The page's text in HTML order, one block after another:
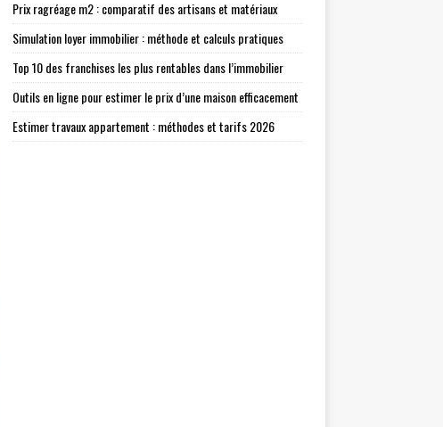
Prix ragréage m2 : comparatif des artisans et matériaux
Simulation loyer immobilier : méthode et calculs pratiques
Top 10 des franchises les plus rentables dans l’immobilier
Outils en ligne pour estimer le prix d’une maison efficacement
Estimer travaux appartement : méthodes et tarifs 2026